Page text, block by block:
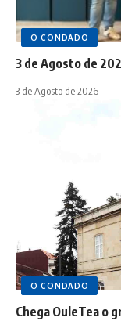
O CONDADO
3 de Agosto de
3 de Agosto de 2026
O CONDADO
Chega OuleTea o